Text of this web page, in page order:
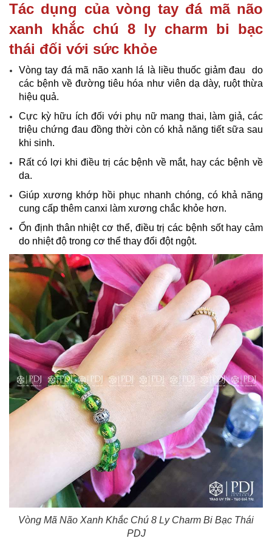
Tác dụng của vòng tay đá mã não
xanh khắc chú 8 ly charm bi bạc
thái đối với sức khỏe
Vòng tay đá mã não xanh lá là liều thuốc giảm đau do
các bệnh về đường tiêu hóa như viên dạ dày, ruột thừa
hiệu quả.
Cực kỳ hữu ích đối với phụ nữ mang thai, làm giả, các
triệu chứng đau đồng thời còn có khả năng tiết sữa sau
khi sinh.
Rất có lợi khi điều trị các bệnh về mắt, hay các bệnh về
da.
Giúp xương khớp hồi phục nhanh chóng, có khả năng
cung cấp thêm canxi làm xương chắc khỏe hơn.
Ổn định thân nhiệt cơ thể, điều trị các bệnh sốt hay cảm
do nhiệt độ trong cơ thể thay đổi đột ngột.
Vòng Mã Não Xanh Khắc Chú 8 Ly Charm Bi Bạc Thái​
PDJ